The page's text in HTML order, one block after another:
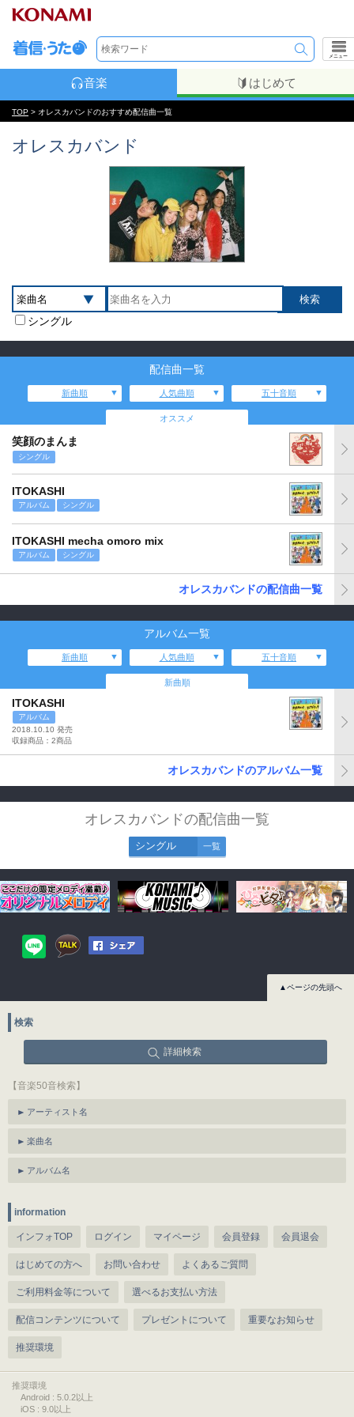
メニュー
音楽 はじめて
TOP > オレスカバンドのおすすめ配信曲一覧
オレスカバンド
シングル
配信曲一覧
新曲順 人気曲順 五十音順
オススメ
笑顔のまんま
シングル
ITOKASHI
アルバム シングル
ITOKASHI mecha omoro mix
アルバム シングル
オレスカバンドの配信曲一覧
アルバム一覧
新曲順 人気曲順 五十音順
新曲順
ITOKASHI
アルバム
2018.10.10 発売
収録商品：2商品
オレスカバンドのアルバム一覧
オレスカバンドの配信曲一覧
シングル 一覧
▲ページの先頭へ
検索
詳細検索
【音楽50音検索】
アーティスト名
楽曲名
アルバム名
information
インフォTOP ログイン マイページ 会員登録 会員退会
はじめての方へ お問い合わせ よくあるご質問
ご利用料金等について 選べるお支払い方法
配信コンテンツについて プレゼントについて 重要なお知らせ
推奨環境
推奨環境
Android : 5.0.2以上
iOS : 9.0以上